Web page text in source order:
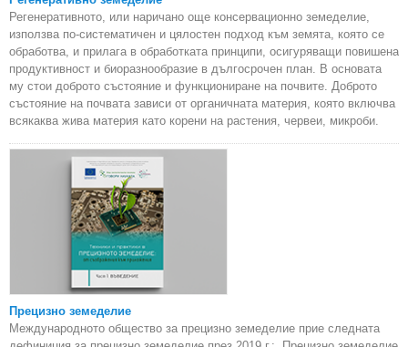
Регенеративното, или наричано още консервационно земеделие,
използва по-систематичен и цялостен подход към земята, която се
обработва, и прилага в обработката принципи, осигуряващи повишена
продуктивност и биоразнообразие в дългосрочен план. В основата
му стои доброто състояние и функциониране на почвите. Доброто
състояние на почвата зависи от органичната материя, която включва
всякаква жива материя като корени на растения, червеи, микроби.
Прецизно земеделие
Международното общество за прецизно земеделие прие следната